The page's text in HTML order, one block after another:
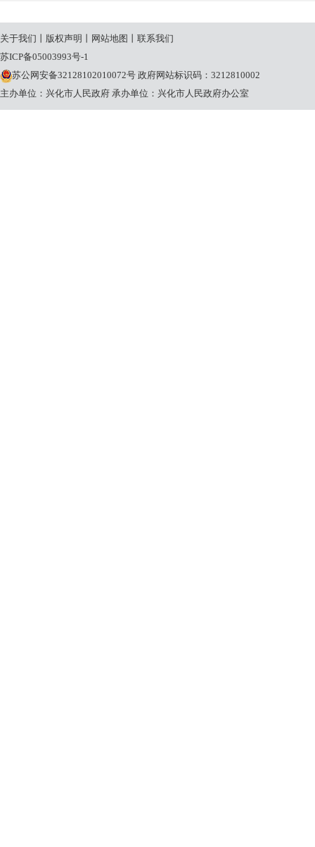
关于我们 版权声明 网站地图
联系我们
苏ICP备05003993号-1
苏公网安备32128102010072号 政府网站标识码：3212810002
主办单位：兴化市人民政府 承办单位：兴化市人民政府办公室